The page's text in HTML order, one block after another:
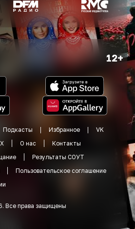
12+
Подкасты Избранное
VK
О нас
Контакты
Результаты СОУТ
Пользовательское соглашение
. Все права защищены